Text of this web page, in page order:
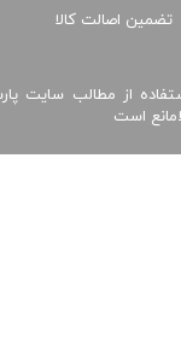
از مطالب سایت
است
تضمین اصالت کالا